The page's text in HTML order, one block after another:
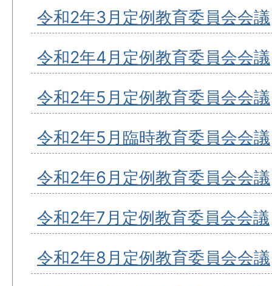
令和2年3月定例教育委員会会議
令和2年4月定例教育委員会会議
令和2年5月定例教育委員会会議
令和2年5月臨時教育委員会会議
令和2年6月定例教育委員会会議
令和2年7月定例教育委員会会議
令和2年8月定例教育委員会会議